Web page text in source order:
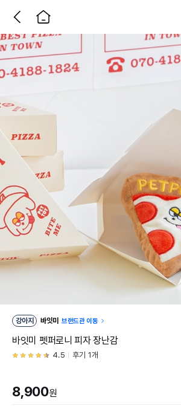
강아지 바잇미 브랜드관 이동
바잇미 펫퍼로니 피자 장난감
4.5 후기 1개
8,900원